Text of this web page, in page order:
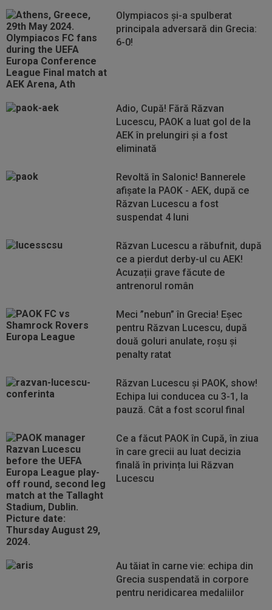
Olympiacos și-a spulberat
principala adversară din Grecia:
6-0!
Adio, Cupă! Fără Răzvan
Lucescu, PAOK a luat gol de la
AEK în prelungiri și a fost
eliminată
Revoltă în Salonic! Bannerele
afișate la PAOK - AEK, după ce
Răzvan Lucescu a fost
suspendat 4 luni
Răzvan Lucescu a răbufnit, după
ce a pierdut derby-ul cu AEK!
Acuzații grave făcute de
antrenorul român
Meci ”nebun” în Grecia! Eșec
pentru Răzvan Lucescu, după
două goluri anulate, roșu și
penalty ratat
Răzvan Lucescu și PAOK, show!
Echipa lui conducea cu 3-1, la
pauză. Cât a fost scorul final
Ce a făcut PAOK în Cupă, în ziua
în care grecii au luat decizia
finală în privința lui Răzvan
Lucescu
Au tăiat în carne vie: echipa din
Grecia suspendată in corpore
pentru neridicarea medaliilor